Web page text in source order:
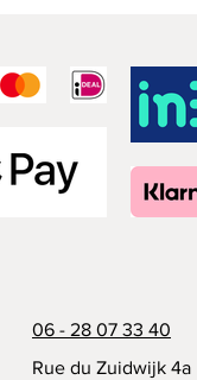
06 - 28 07 33 40
Rue du Zuidwijk 4a